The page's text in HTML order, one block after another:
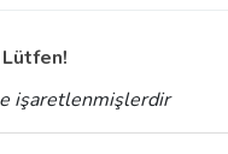
Lütfen!
işaretlenmişlerdir